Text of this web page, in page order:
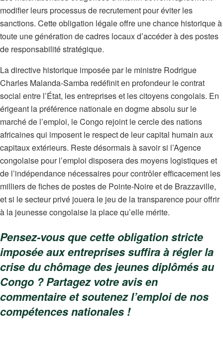
modifier leurs processus de recrutement pour éviter les
sanctions. Cette obligation légale offre une chance historique à
toute une génération de cadres locaux d’accéder à des postes
de responsabilité stratégique.
La directive historique imposée par le ministre Rodrigue
Charles Malanda-Samba redéfinit en profondeur le contrat
social entre l’État, les entreprises et les citoyens congolais. En
érigeant la préférence nationale en dogme absolu sur le
marché de l’emploi, le Congo rejoint le cercle des nations
africaines qui imposent le respect de leur capital humain aux
capitaux extérieurs. Reste désormais à savoir si l’Agence
congolaise pour l’emploi disposera des moyens logistiques et
de l’indépendance nécessaires pour contrôler efficacement les
milliers de fiches de postes de Pointe-Noire et de Brazzaville,
et si le secteur privé jouera le jeu de la transparence pour offrir
à la jeunesse congolaise la place qu’elle mérite.
Pensez-vous que cette obligation stricte
imposée aux entreprises suffira à régler la
crise du chômage des jeunes diplômés au
Congo ? Partagez votre avis en
commentaire et soutenez l’emploi de nos
compétences nationales !